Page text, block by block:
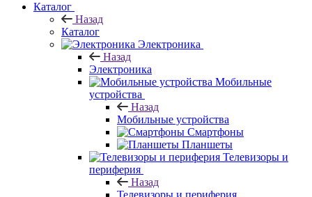
Каталог
Назад
Каталог
Электроника
Назад
Электроника
Мобильные
устройства
Назад
Мобильные устройства
Смартфоны
Планшеты
Телевизоры и
периферия
Назад
Телевизоры и периферия